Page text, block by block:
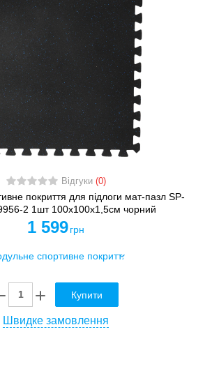
Відгуки (0)
покриття для підлоги мат-пазл SP-
2 1шт 100x100x1,5см чорний
1 599 грн
Купити
Швидке замовлення